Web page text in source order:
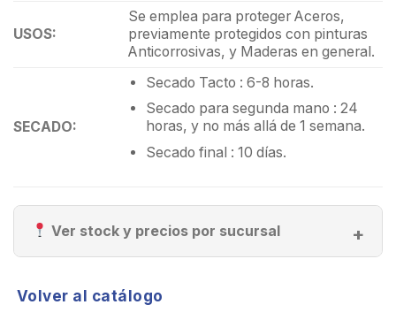
USOS:
Se emplea para proteger Aceros,
previamente protegidos con pinturas
Anticorrosivas, y Maderas en general.
SECADO:
Secado Tacto : 6-8 horas.
Secado para segunda mano : 24
horas, y no más allá de 1 semana.
Secado final : 10 días.
Ver stock y precios por sucursal
Volver al catálogo